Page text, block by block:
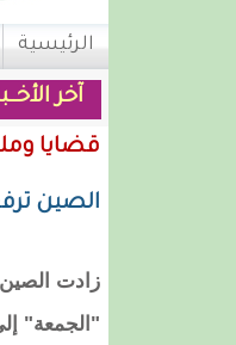
الرئيسية
آخر
قضايا
الصين ترفع
زادت الصين